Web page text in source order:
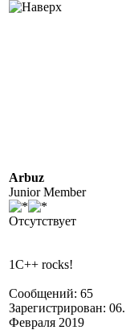
Arbuz
Junior Member
Отсутствует
1C++ rocks!
Сообщений: 65
Зарегистрирован: 06.
Февраля 2019